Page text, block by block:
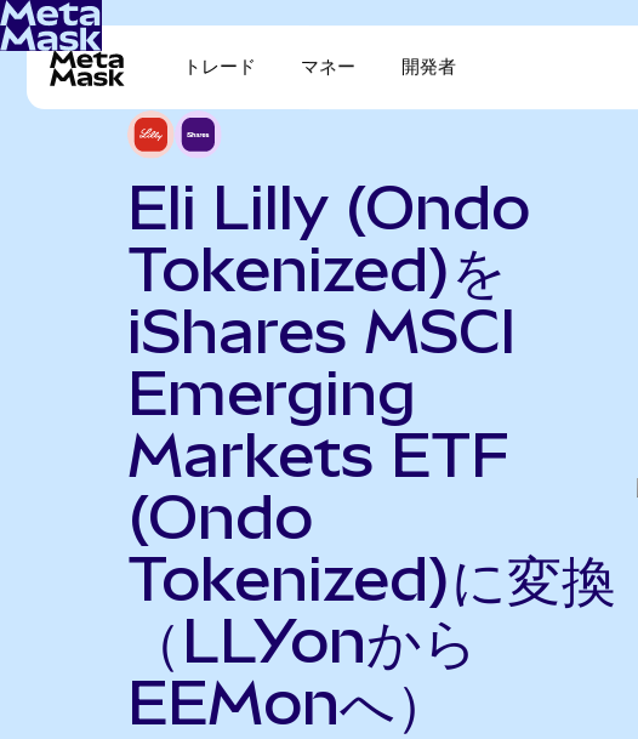
トレード マネー 開発者
Eli Lilly (Ondo
Tokenized)を
iShares MSCI
Emerging
Markets ETF
(Ondo
Tokenized)に変換
（LLYonから
EEMonへ）